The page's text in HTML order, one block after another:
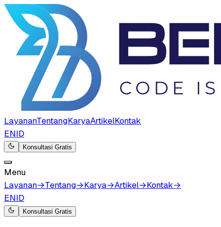
LayananTentangKaryaArtikelKontak
ENID
Konsultasi Gratis
Menu
Layanan→Tentang→Karya→Artikel→Kontak→
ENID
Konsultasi Gratis